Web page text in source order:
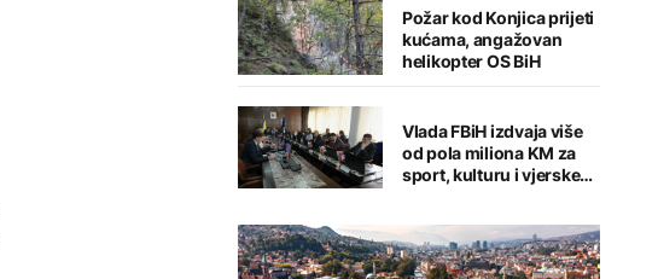
Požar kod Konjica prijeti
kućama, angažovan
helikopter OS BiH
Vlada FBiH izdvaja više
od pola miliona KM za
sport, kulturu i vjerske